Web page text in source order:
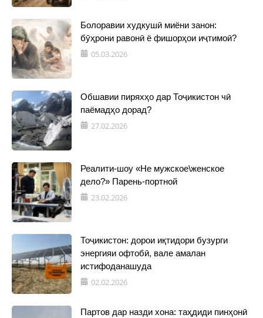
Болоравии худкушӣ миёни занон:
бӯҳрони равонӣ ё фишорҳои иҷтимоӣ?
05.03.2026
Обшавии пиряхҳо дар Тоҷикистон чӣ
паёмадҳо дорад?
27.02.2026
Реалити-шоу «Не мужское\женское
дело?» Парень-портной
23.02.2026
Тоҷикистон: дорои иқтидори бузурги
энергияи офтобӣ, вале амалан
истифоданашуда
02.02.2026
Партов дар назди хона: таҳдиди пинҳонӣ